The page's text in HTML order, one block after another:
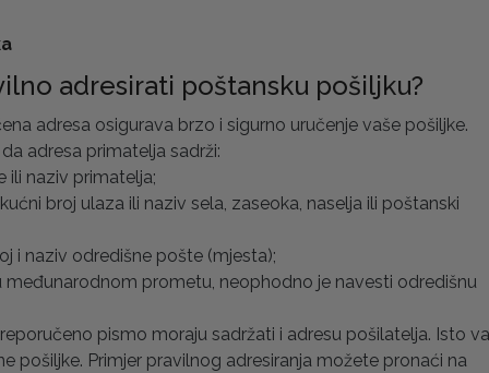
adresirati poštansku pošiljku?
adresa osigurava brzo i sigurno uručenje vaše pošiljke.
adresa primatelja sadrži:
ili naziv primatelja;
broj ulaza ili naziv sela, zaseoka, naselja ili poštanski
i naziv odredišne pošte (mjesta);
međunarodnom prometu, neophodno je navesti odredišnu
pismo moraju sadržati i adresu pošilatelja. Isto
pošiljke. Primjer pravilnog adresiranja možete pronaći na